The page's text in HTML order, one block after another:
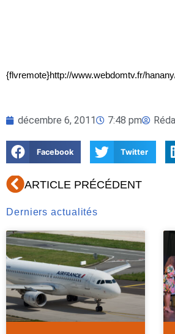
{flvremote}http://www.webdomtv.fr/
décembre 6, 2011 7:48 pm
Facebook Twitter
Précédent
ARTICLE PRÉCÉDENT
Derniers actualités